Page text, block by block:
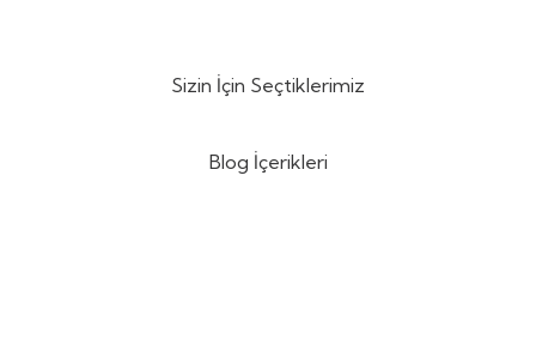
Sizin İçin Seçtiklerimiz
Blog İçerikleri